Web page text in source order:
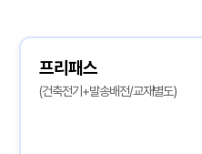
프리패스
(건축전기+발송배전/교재별도)